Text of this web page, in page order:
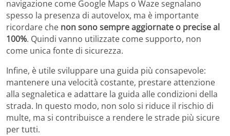
navigazione come Google Maps o Waze segnalano
spesso la presenza di autovelox, ma è importante
ricordare che non sono sempre aggiornate o precise al
100%. Quindi vanno utilizzate come supporto, non
come unica fonte di sicurezza.
Infine, è utile sviluppare una guida più consapevole:
mantenere una velocità costante, prestare attenzione
alla segnaletica e adattare la guida alle condizioni della
strada. In questo modo, non solo si riduce il rischio di
multe, ma si contribuisce a rendere le strade più sicure
per tutti.